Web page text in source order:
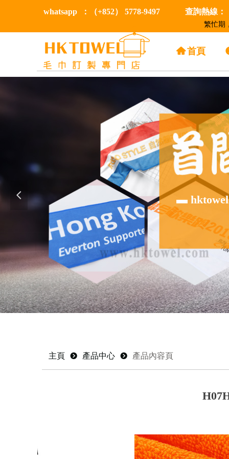
whatsapp ：（+852） 5778-9497 查詢熱線
繁忙期
▬ hktowel
넳
낀首頁
主頁 뀹 產品中心 뀹 產品內容頁